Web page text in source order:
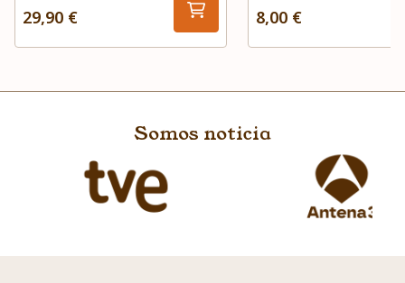
29,90 € 8,00 €
Somos noticia